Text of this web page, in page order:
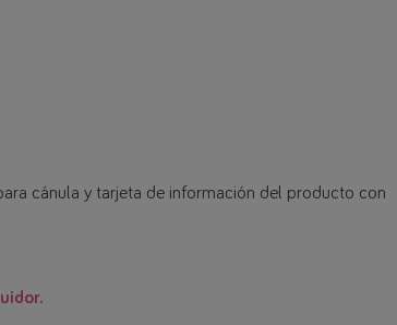
cánula y tarjeta de información del producto con